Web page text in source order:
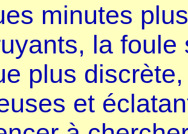
minutes
la
plus
et